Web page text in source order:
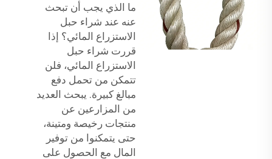
ما الذي يجب أن تبحث
عنه عند شراء حبل
الاستزراع المائي؟ إذا
قررت شراء حبل
الاستزراع المائي، فلن
تتمكن من تحمل دفع
مبالغ كبيرة. يبحث العديد
من المزارعين عن
منتجات رخيصة ومتينة،
حتى يتمكنوا من توفير
المال مع الحصول على